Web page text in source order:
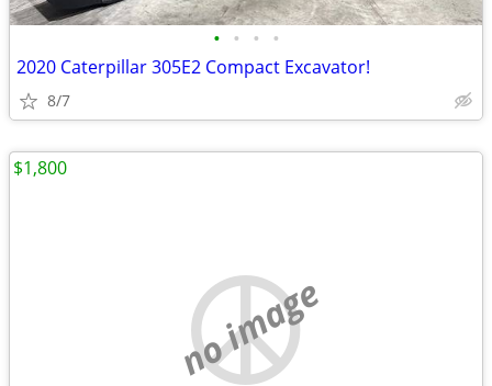
• • • •
2020 Caterpillar 305E2 Compact Excavator!
8/7
no image
$1,800